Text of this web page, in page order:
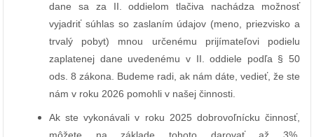
dane sa za II. oddielom tlačiva nachádza možnosť
vyjadriť súhlas so zaslaním údajov (meno, priezvisko a
trvalý pobyt) mnou určenému prijímateľovi podielu
zaplatenej dane uvedenému v II. oddiele podľa § 50
ods. 8 zákona. Budeme radi, ak nám dáte, vedieť, že ste
nám v roku 2026 pomohli v našej činnosti.
Ak ste vykonávali v roku 2025 dobrovoľnícku činnosť,